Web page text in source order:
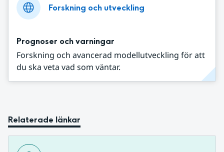
Forskning och utveckling
Prognoser och varningar
Forskning och avancerad modellutveckling för att
du ska veta vad som väntar.
Relaterade länkar